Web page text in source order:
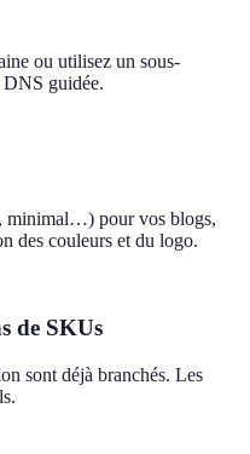
ou utilisez un sous-
guidée.
minimal…) pour vos blogs,
des couleurs et du logo.
de SKUs
sont déjà branchés. Les